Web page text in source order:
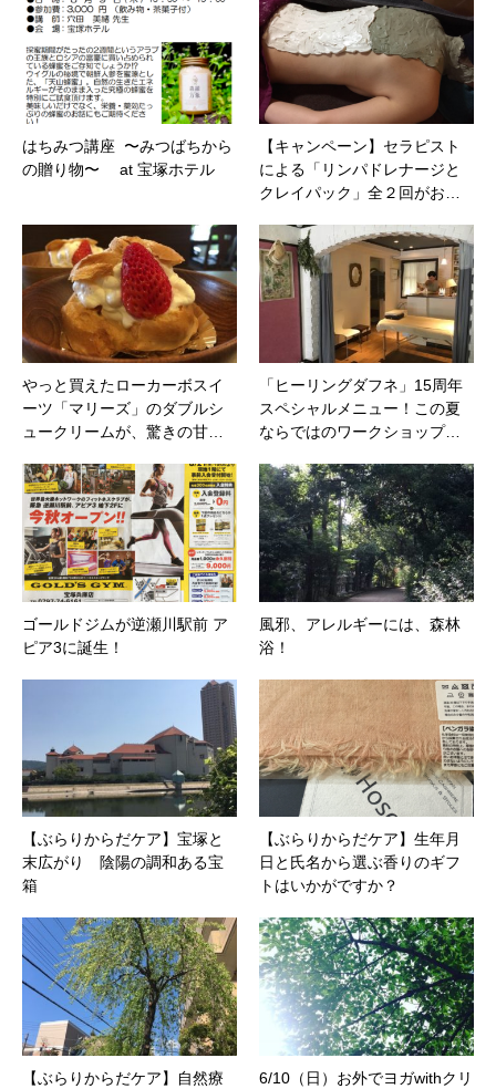
はちみつ講座 〜みつばちから
の贈り物〜 at 宝塚ホテル
【キャンペーン】セラピスト
による「リンパドレナージと
クレイパック」全２回がお…
やっと買えたローカーボスイ
ーツ「マリーズ」のダブルシ
ュークリームが、驚きの甘…
「ヒーリングダフネ」15周年
スペシャルメニュー！この夏
ならではのワークショップ…
ゴールドジムが逆瀬川駅前 ア
ピア3に誕生！
風邪、アレルギーには、森林
浴！
【ぶらりからだケア】宝塚と
末広がり 陰陽の調和ある宝
箱
【ぶらりからだケア】生年月
日と氏名から選ぶ香りのギフ
トはいかがですか？
【ぶらりからだケア】自然療
6/10（日）お外でヨガwithクリ